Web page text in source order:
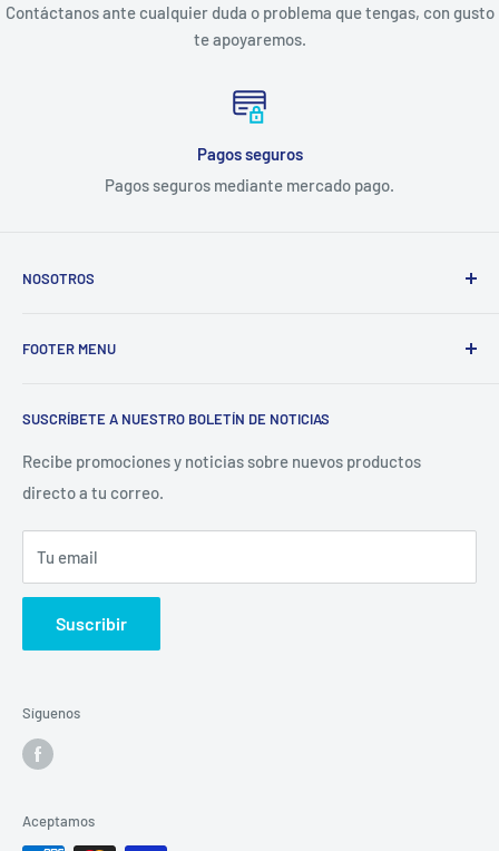
Contáctanos ante cualquier duda o problema que tengas, con gusto
te apoyaremos.
Pagos seguros
Pagos seguros mediante mercado pago.
NOSOTROS
de ofrecer refacciones para aparatos electrodomésticos y
restaurantera e industrial.
FOOTER MENU
Catálogo
La Empresa
Contacto
Sucursales
Buscar
SUSCRÍBETE A NUESTRO BOLETÍN DE NOTICIAS
Recibe promociones y noticias sobre nuevos productos
directo a tu correo.
Tu email
Suscribir
Síguenos
Aceptamos